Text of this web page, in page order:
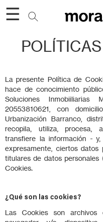
☰
La presente Política de
hace de conocimiento
Soluciones
20553810621, con
Urbanización Barranco,
recopila, utiliza, procesa,
transfiere la información -
expresamente, ciertos
titulares de datos personales
Cookies.
¿Qué son las cookies?
Las Cookies son